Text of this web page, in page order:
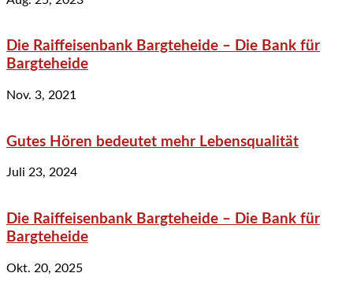
Die Raiffeisenbank Bargteheide – Die Bank für
Bargteheide
Nov. 3, 2021
Gutes Hören bedeutet mehr Lebensqualität
Juli 23, 2024
Die Raiffeisenbank Bargteheide – Die Bank für
Bargteheide
Okt. 20, 2025